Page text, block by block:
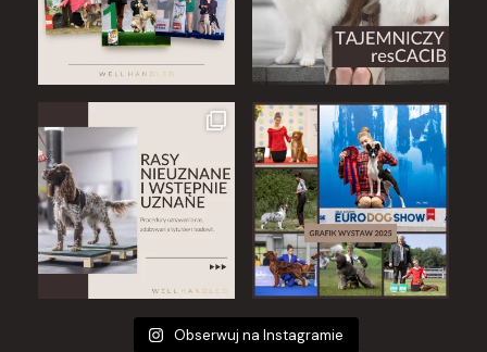
Obserwuj na Instagramie